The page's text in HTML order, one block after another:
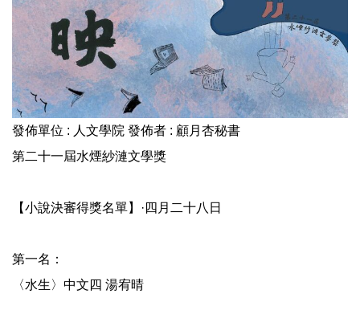
發佈單位 : 人文學院 發佈者 : 顧月杏秘書
第二十一屆水煙紗漣文學獎​
【小說決審得獎名單】·四月二十八日​
第一名：​
〈水生〉中文四 湯宥晴​